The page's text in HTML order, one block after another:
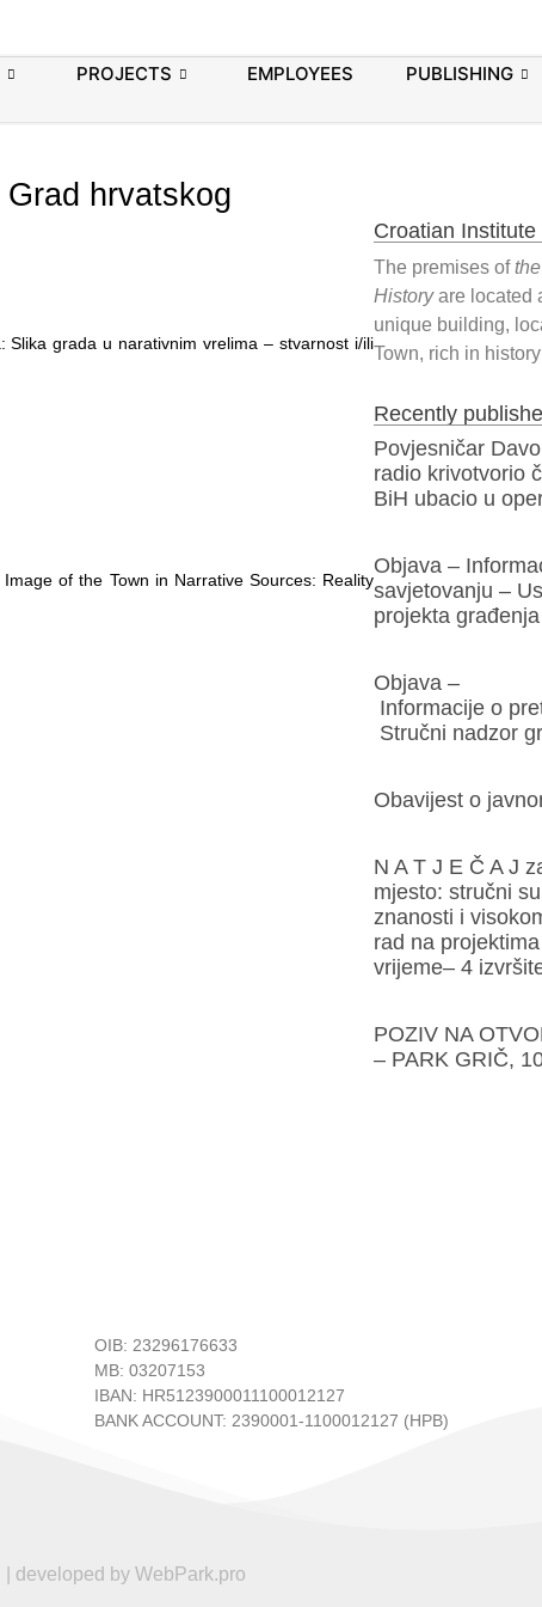
PROJECTS EMPLOYEES PUBLISHING
hrvatskog
Slika grada u narativnim vrelima – stvarnost i/ili
of the Town in Narrative Sources: Reality
Croatian
The premises of
Historyare located
unique building,
Town, rich in
Recently
Povjesničar
radio krivotvorio
BiH ubacio u
Objava –
savjetovanju –
projekta građenja
Objava –
Informacije o
Stručni nadzor
Obavijest o
N A T J E Č A J
mjesto: stručni
znanosti i
rad na
vrijeme– 4
POZIV NA
– PARK GRIČ,
OIB: 23296176633
MB: 03207153
IBAN: HR5123900011100012127
BANK ACCOUNT: 2390001-1100012127 (HPB)
| developed by WebPark.pro